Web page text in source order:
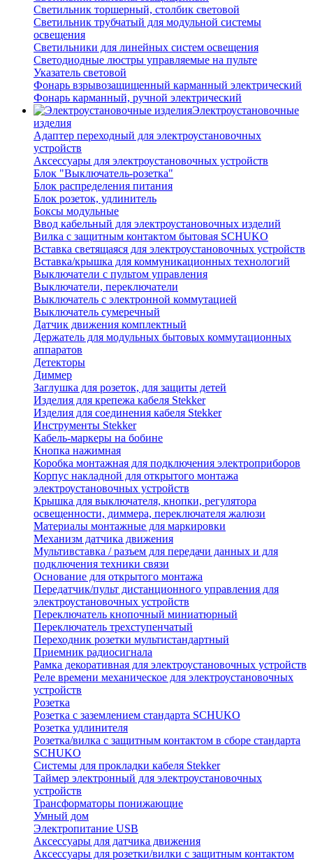
Светильник торшерный, столбик световой
Светильник трубчатый для модульной системы
освещения
Светильники для линейных систем освещения
Светодиодные люстры управляемые на пульте
Указатель световой
Фонарь взрывозащищенный карманный электрический
Фонарь карманный, ручной электрический
Электроустановочные
изделия
Адаптер переходный для электроустановочных
устройств
Аксессуары для электроустановочных устройств
Блок "Выключатель-розетка"
Блок распределения питания
Блок розеток, удлинитель
Боксы модульные
Ввод кабельный для электроустановочных изделий
Вилка с защитным контактом бытовая SCHUKO
Вставка светящаяся для электроустановочных устройств
Вставка/крышка для коммуникационных технологий
Выключатели с пультом управления
Выключатели, переключатели
Выключатель с электронной коммутацией
Выключатель сумеречный
Датчик движения комплектный
Держатель для модульных бытовых коммутационных
аппаратов
Детекторы
Диммер
Заглушка для розеток, для защиты детей
Изделия для крепежа кабеля Stekker
Изделия для соединения кабеля Stekker
Инструменты Stekker
Кабель-маркеры на бобине
Кнопка нажимная
Коробка монтажная для подключения электроприборов
Корпус накладной для открытого монтажа
электроустановочных устройств
Крышка для выключателя, кнопки, регулятора
освещенности, диммера, переключателя жалюзи
Материалы монтажные для маркировки
Механизм датчика движения
Мультивставка / разъем для передачи данных и для
подключения техники связи
Основание для открытого монтажа
Передатчик/пульт дистанционного управления для
электроустановочных устройств
Переключатель кнопочный миниатюрный
Переключатель трехступенчатый
Переходник розетки мультистандартный
Приемник радиосигнала
Рамка декоративная для электроустановочных устройств
Реле времени механическое для электроустановочных
устройств
Розетка
Розетка с заземлением стандарта SCHUKO
Розетка удлинителя
Розетка/вилка с защитным контактом в сборе стандарта
SCHUKO
Системы для прокладки кабеля Stekker
Таймер электронный для электроустановочных
устройств
Трансформаторы понижающие
Умный дом
Электропитание USB
Аксессуары для датчика движения
Аксессуары для розетки/вилки с защитным контактом